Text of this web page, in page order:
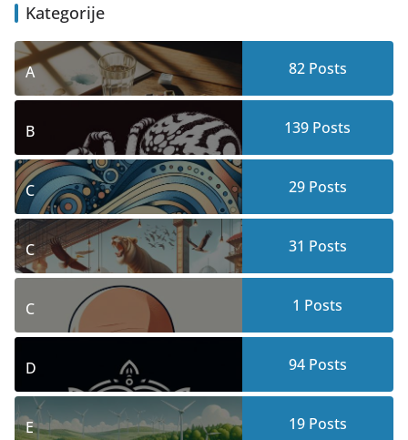
Kategorije
A 82Posts
B 139 Posts
C 29Posts
C 31 Posts
C 1 Posts
D 94Posts
E 19Posts